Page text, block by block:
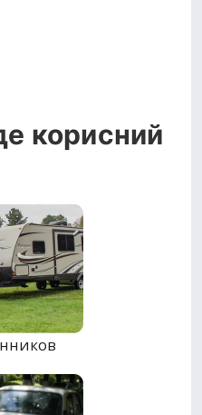
корисний